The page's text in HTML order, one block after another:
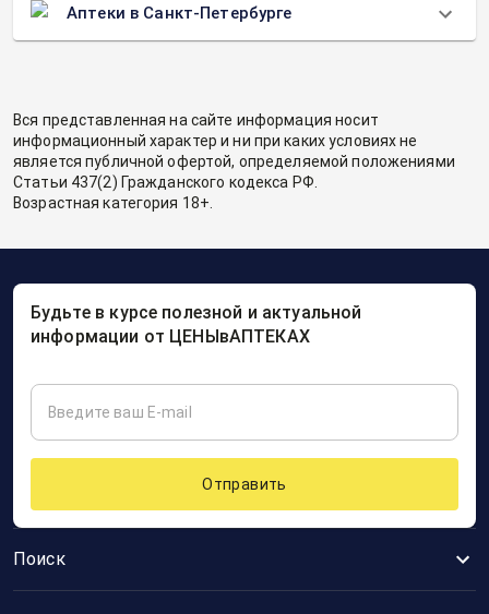
Аптеки в Санкт-Петербурге
Вся представленная на сайте информация носит
информационный характер и ни при каких условиях не
является публичной офертой, определяемой положениями
Статьи 437(2) Гражданского кодекса РФ.
Возрастная категория 18+.
Поиск
Будьте в курсе полезной и актуальной
информации от ЦЕНЫвАПТЕКАХ
Отправить